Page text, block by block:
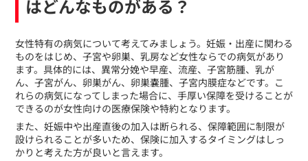
はどんなものがある？
​女性特有の病気について考えてみましょう。妊娠・出産に関わる
ものをはじめ、子宮や卵巣、乳房など女性ならでの病気があり
ます。具体的には、異常分娩や早産、流産、子宮筋腫、乳が
ん、子宮がん、卵巣がん、卵巣嚢腫、子宮内膜症などです。こ
れらの病気になってしまった場合に、手厚い保障を受けることが
できるのが女性向けの医療保険や特約となります。
また、妊娠中や出産直後の加入は断られる、保障範囲に制限が
設けられることが多いため、保険に加入するタイミングはしっ
かりと考えた方が良いと言えます。